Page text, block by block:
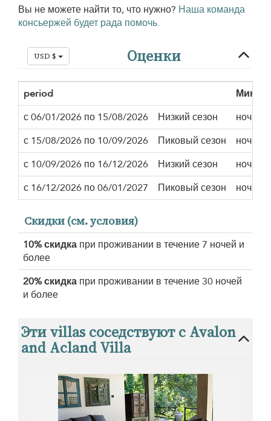
Вы не можете найти то, что нужно? Наша команда
консьержей будет рада помочь.
USD $ Оценки
period
с 06/01/2026 по 15/08/2026
Низкий сезон
ночи
с 15/08/2026 по 10/09/2026
Пиковый сезон
ночи
с 10/09/2026 по 16/12/2026
Низкий сезон
ночи
с 16/12/2026 по 06/01/2027
Пиковый сезон ночи
Скидки (см. условия)
10% скидка при проживании в течение 7 ночей и
более
20% скидка при проживании в течение 30 ночей
и более
Эти villas соседствуют с Avalon
and Acland Villa